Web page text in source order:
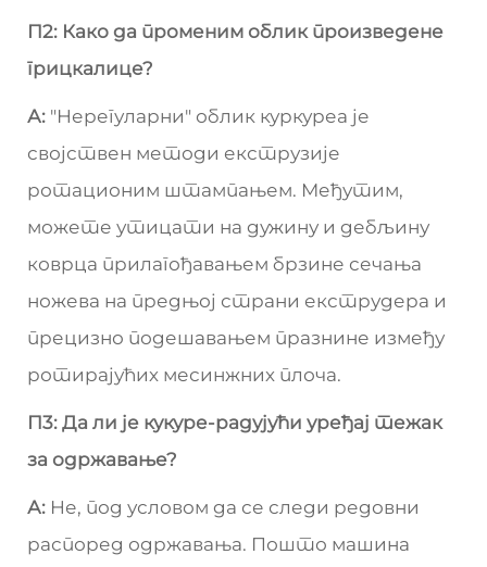
П2: Како да променим облик произведене
грицкалице?
А: "Нерегуларни" облик куркуреа је
својствен методи екструзије
ротационим штампањем. Међутим,
можете утицати на дужину и дебљину
коврца прилагођавањем брзине сечања
ножева на предњој страни екструдера и
прецизно подешавањем празнине између
ротирајућих месинжних плоча.
П3: Да ли је кукуре-радујући уређај тежак
за одржавање?
А: Не, под условом да се следи редовни
распоред одржавања. Пошто машина